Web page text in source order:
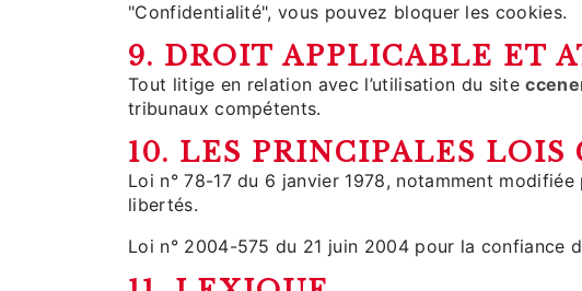
"Confidentialité", vous pouvez bloquer les cookies.
9. DROIT APPLICABLE ET
Tout litige en relation avec l’utilisation du site
tribunaux compétents.
10. LES PRINCIPALES LOIS
Loi n° 78-17 du 6 janvier 1978, notamment
libertés.
Loi n° 2004-575 du 21 juin 2004 pour la confiance